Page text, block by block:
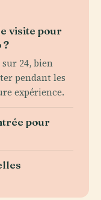
visite pour
?
24, bien
pendant les
expérience.
pour